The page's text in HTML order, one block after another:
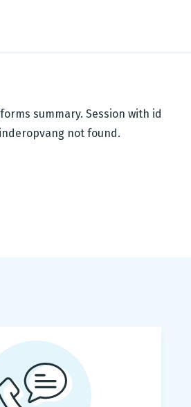
summary. Session with id
not found.